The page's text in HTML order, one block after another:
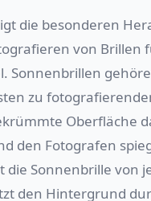
die besonderen
von Brillen
Sonnenbrillen
zu
Oberfläche
den Fotografen
die Sonnenbrille von
den Hintergrund